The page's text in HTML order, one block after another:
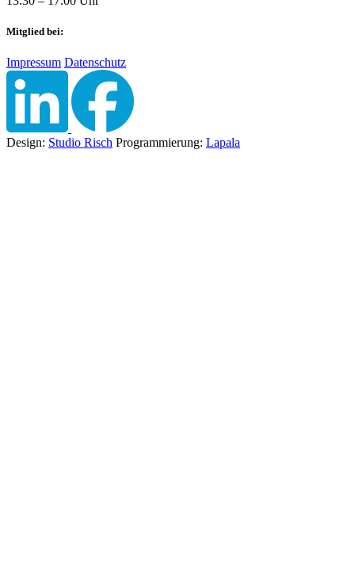
Mitglied bei:
Impressum Datenschutz
Design: Studio Risch Programmierung: Lapala